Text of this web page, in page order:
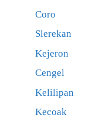
Coro
Slerekan
Kejeron
Cengel
Kelilipan
Kecoak